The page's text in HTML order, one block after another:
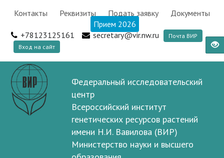
Контакты Реквизиты Подать заявку
Документы
Прием 2026
+78123125161
secretary@vir.nw.ru
Почта ВИР
Вход на сайт
Федеральный исследовательский
центр
Всероссийский институт
генетических ресурсов растений
имени Н.И. Вавилова (ВИР)
Министерство науки и высшего